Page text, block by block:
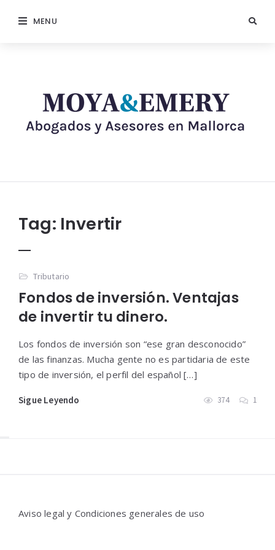
MENU
Tag: Invertir
Tributario
Fondos de inversión. Ventajas
de invertir tu dinero.
Los fondos de inversión son “ese gran desconocido”
de las finanzas. Mucha gente no es partidaria de este
tipo de inversión, el perfil del español […]
Sigue Leyendo 374 1
Aviso legal y Condiciones generales de uso